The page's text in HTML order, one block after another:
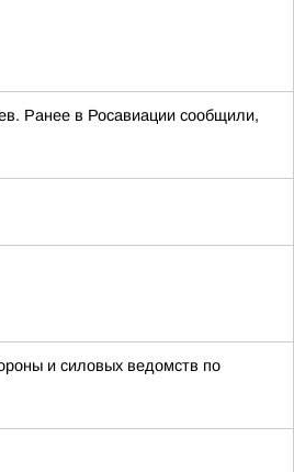
Ранее в Росавиации сообщили,
и силовых ведомств по